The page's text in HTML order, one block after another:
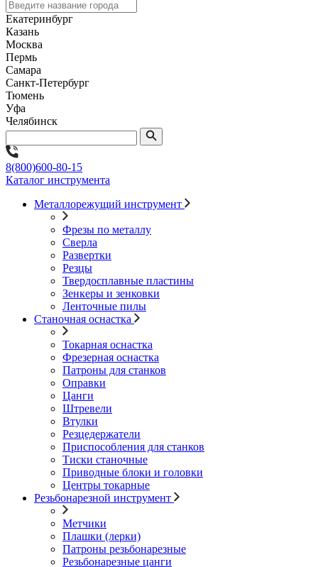
Екатеринбург
Казань
Москва
Пермь
Самара
Санкт-Петербург
Тюмень
Уфа
Челябинск
8(800)600-80-15
Каталог инструмента
Металлорежущий инструмент
Фрезы по металлу
Сверла
Развертки
Резцы
Твердосплавные пластины
Зенкеры и зенковки
Ленточные пилы
Станочная оснастка
Токарная оснастка
Фрезерная оснастка
Патроны для станков
Оправки
Цанги
Штревели
Втулки
Резцедержатели
Приспособления для станков
Тиски станочные
Приводные блоки и головки
Центры токарные
Резьбонарезной инструмент
Метчики
Плашки (лерки)
Патроны резьбонарезные
Резьбонарезные цанги